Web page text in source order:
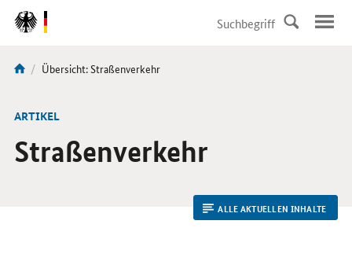
DirektZu:
Navigation
Sie
hier:
Aktuelle
Übersicht: Straßenverkehr
ARTIKEL
Straßenverkehr
ALLE AKTUELLEN INHALTE